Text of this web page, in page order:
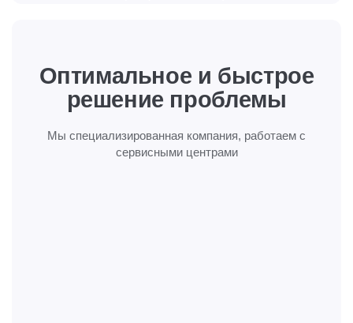
Оптимальное и быстрое
решение проблемы
Мы специализированная компания, работаем с
сервисными центрами